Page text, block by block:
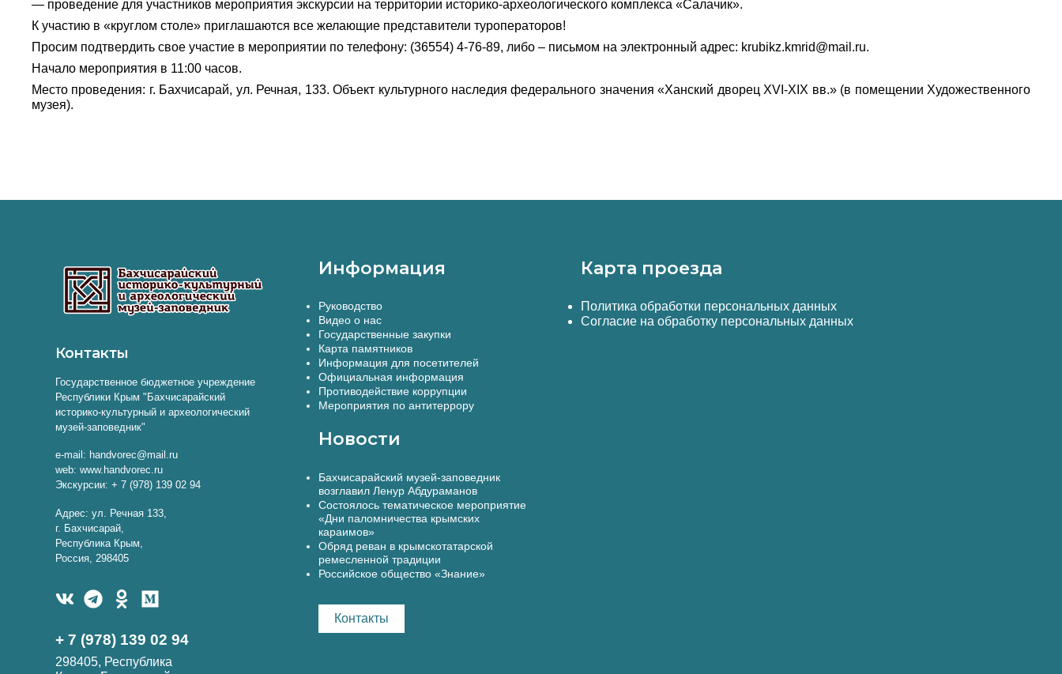
— проведение для участников мероприятия экскурсии на территории историко-археологического комплекса «Салачик».
К участию в «круглом столе» приглашаются все желающие представители туроператоров!
Просим подтвердить свое участие в мероприятии по телефону: (36554) 4-76-89, либо – письмом на электронный адрес: krubikz.kmrid@mail.ru.
Начало мероприятия в 11:00 часов.
Место проведения: г. Бахчисарай, ул. Речная, 133. Объект культурного наследия федерального значения «Ханский дворец XVI-XIX вв.» (в помещении Художественного
музея).
Контакты
Государственное бюджетное учреждение
Республики Крым "Бахчисарайский
историко-культурный и археологический
музей-заповедник"
e-mail: handvorec@mail.ru
web: www.handvorec.ru
Экскурсии: + 7 (978) 139 02 94
Адрес: ул. Речная 133,
г. Бахчисарай,
Республика Крым,
Россия, 298405
+ 7 (978) 139 02 94
298405, Республика
Информация
Руководство
Видео о нас
Государственные закупки
Карта памятников
Информация для посетителей
Официальная информация
Противодействие коррупции
Мероприятия по антитеррору
Новости
Бахчисарайский музей-заповедник
возглавил Ленур Абдураманов
Состоялось тематическое мероприятие
«Дни паломничества крымских
караимов»
Обряд реван в крымскотатарской
ремесленной традиции
Российское общество «Знание»
Контакты
Карта проезда
Политика обработки персональных данных
Согласие на обработку персональных данных